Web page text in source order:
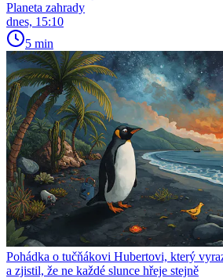
Planeta zahrady
dnes, 15:10
5 min
Pohádka o tučňákovi Hubertovi, který
a zjistil, že ne každé slunce hřeje stejně